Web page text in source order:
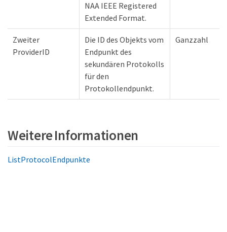
NAA IEEE Registered
Extended Format.
Zweiter
ProviderID
Die ID des Objekts vom
Endpunkt des
sekundären Protokolls
für den
Protokollendpunkt.
Ganzzahl
Weitere Informationen
ListProtocolEndpunkte